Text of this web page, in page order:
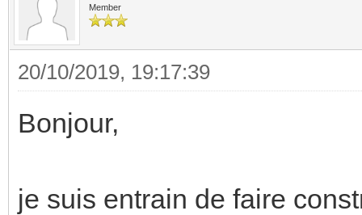
Member
20/10/2019, 19:17:39
Bonjour,
je suis entrain de faire